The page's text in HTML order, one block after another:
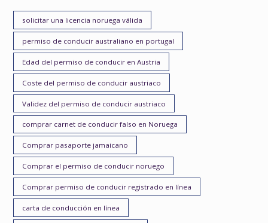
solicitar una licencia noruega válida
permiso de conducir australiano en portugal
Edad del permiso de conducir en Austria
Coste del permiso de conducir austriaco
Validez del permiso de conducir austriaco
comprar carnet de conducir falso en Noruega
Comprar pasaporte jamaicano
Comprar el permiso de conducir noruego
Comprar permiso de conducir registrado en línea
carta de conducción en línea